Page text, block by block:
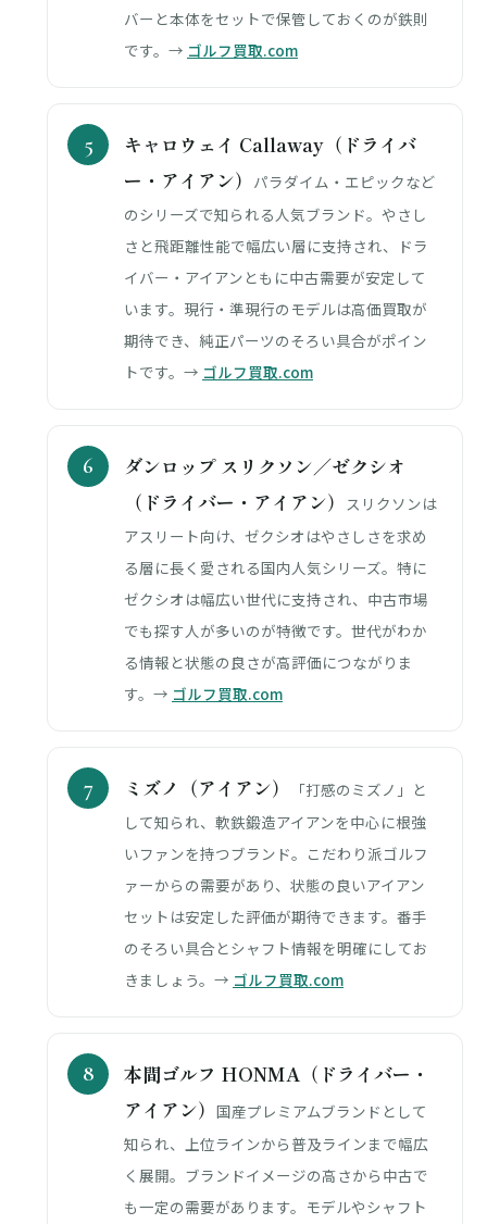
バーと本体をセットで保管しておくのが鉄則
です。→ ゴルフ買取.com
キャロウェイ Callaway（ドライバ
ー・アイアン） パラダイム・エピックなど
のシリーズで知られる人気ブランド。やさし
さと飛距離性能で幅広い層に支持され、ドラ
イバー・アイアンともに中古需要が安定して
います。現行・準現行のモデルは高価買取が
期待でき、純正パーツのそろい具合がポイン
トです。→ ゴルフ買取.com
ダンロップ スリクソン／ゼクシオ
（ドライバー・アイアン） スリクソンは
アスリート向け、ゼクシオはやさしさを求め
る層に長く愛される国内人気シリーズ。特に
ゼクシオは幅広い世代に支持され、中古市場
でも探す人が多いのが特徴です。世代がわか
る情報と状態の良さが高評価につながりま
す。→ ゴルフ買取.com
ミズノ（アイアン）
「打感のミズノ」と
して知られ、軟鉄鍛造アイアンを中心に根強
いファンを持つブランド。こだわり派ゴルフ
ァーからの需要があり、状態の良いアイアン
セットは安定した評価が期待できます。番手
のそろい具合とシャフト情報を明確にしてお
きましょう。→ ゴルフ買取.com
本間ゴルフ HONMA（ドライバー・
アイアン） 国産プレミアムブランドとして
知られ、上位ラインから普及ラインまで幅広
く展開。ブランドイメージの高さから中古で
も一定の需要があります。モデルやシャフト